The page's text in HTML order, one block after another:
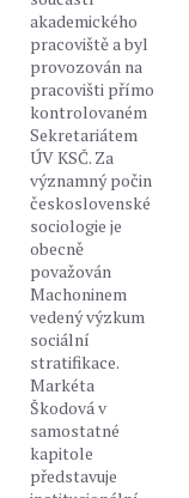
akademického
pracoviště a byl
provozován na
pracovišti přímo
kontrolovaném
Sekretariátem
ÚV KSČ. Za
významný počin
československé
sociologie je
obecně
považován
Machoninem
vedený výzkum
sociální
stratifikace.
Markéta
Škodová v
samostatné
kapitole
představuje